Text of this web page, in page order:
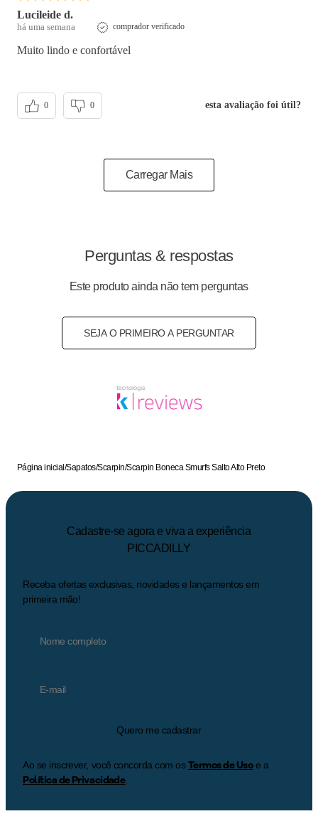
Lucileide d.
há uma semana comprador verificado
Muito lindo e confortável
esta avaliação foi útil?
0 0
Carregar Mais
Perguntas & respostas
Este produto ainda não tem perguntas
SEJA O PRIMEIRO A PERGUNTAR
Página inicial/Sapatos/Scarpin/Scarpin Boneca Smurfs Salto Alto Preto
Cadastre-se agora e viva a experiência
PICCADILLY
Receba ofertas exclusivas, novidades e lançamentos em
primeira mão!
Quero me cadastrar
Ao se inscrever, você concorda com osTermos de Usoe a
Política de Privacidade.